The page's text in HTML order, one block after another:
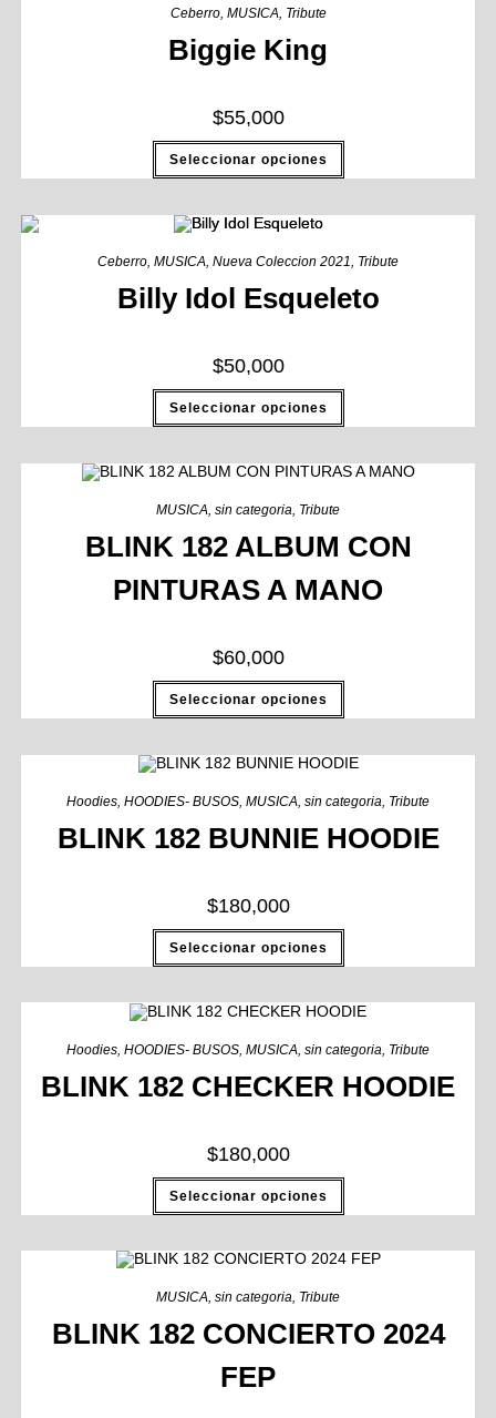
Ceberro, MUSICA, Tribute
Biggie King
$55,000
Seleccionar opciones
Ceberro, MUSICA, Nueva Coleccion 2021, Tribute
Billy Idol Esqueleto
$50,000
Seleccionar opciones
MUSICA, sin categoria, Tribute
BLINK 182 ALBUM CON
PINTURAS A MANO
$60,000
Seleccionar opciones
Hoodies HOODIES- BUSOS MUSICA sin categoria Tribute
BLINK 182 BUNNIE HOODIE
$180,000
Seleccionar opciones
Hoodies HOODIES- BUSOS MUSICA sin categoria Tribute
BLINK 182 CHECKER HOODIE
$180,000
Seleccionar opciones
MUSICA, sin categoria, Tribute
BLINK 182 CONCIERTO 2024
FEP